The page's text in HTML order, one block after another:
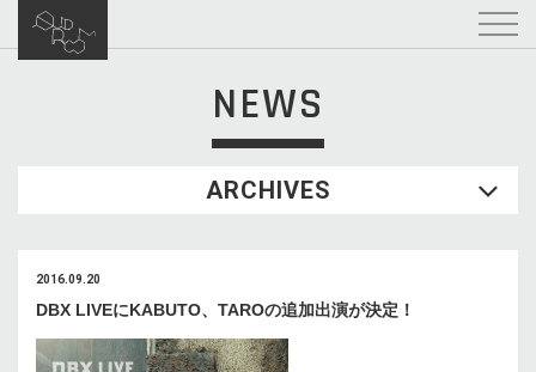
NEWS
ARCHIVES
2016.09.20
DBX LIVEにKABUTO、TAROの追加出演が決定！